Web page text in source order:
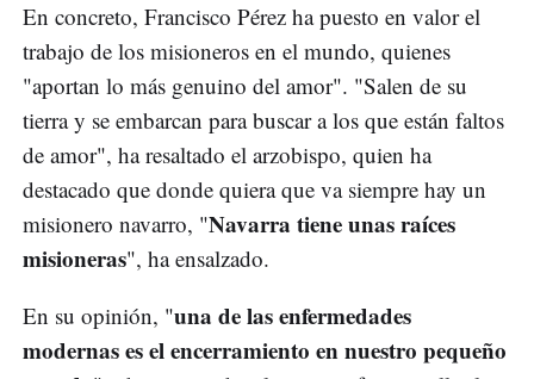
En concreto, Francisco Pérez ha puesto en valor el
trabajo de los misioneros en el mundo, quienes
"aportan lo más genuino del amor". "Salen de su
tierra y se embarcan para buscar a los que están faltos
de amor", ha resaltado el arzobispo, quien ha
destacado que donde quiera que va siempre hay un
misionero navarro, "Navarra tiene unas raíces
misioneras", ha ensalzado.
En su opinión, "una de las enfermedades
modernas es el encerramiento en nuestro pequeño